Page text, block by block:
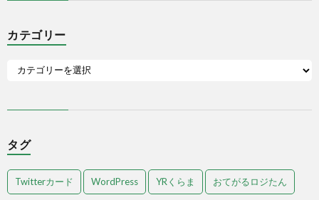
カテゴリー
タグ
Twitterカード WordPress YRくらま おてがるロジたん